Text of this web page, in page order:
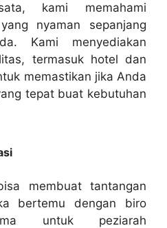
kami memahami
nyaman sepanjang
Kami menyediakan
termasuk hotel dan
memastikan jika Anda
tepat buat kebutuhan
membuat tantangan
bertemu dengan biro
untuk peziarah